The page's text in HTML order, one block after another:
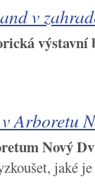
v
výstavní
Arboretu
Nový
jaké